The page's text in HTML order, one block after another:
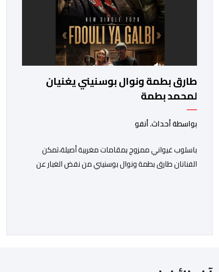
طارق بطمة ونوال بوسنيني يغنيان
لمحمد بطمة
بواسطة أحداث. أنفو
باسلوب غيواني ممزوج بمقامات مغربية أصيلة،تمكن
الفنانان طارق بطمة ونوال بوسنيني من نفض الغبار عن
الفنانان طارق بطمة ونوال بوسنيني أن يعطيا روحا فريدة